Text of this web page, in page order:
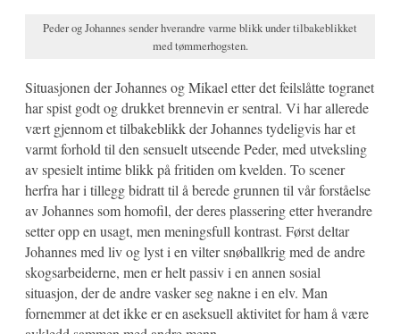
Peder og Johannes sender hverandre varme blikk under tilbakeblikket
med tømmerhogsten.
Situasjonen der Johannes og Mikael etter det feilslåtte togranet
har spist godt og drukket brennevin er sentral. Vi har allerede
vært gjennom et tilbakeblikk der Johannes tydeligvis har et
varmt forhold til den sensuelt utseende Peder, med utveksling
av spesielt intime blikk på fritiden om kvelden. To scener
herfra har i tillegg bidratt til å berede grunnen til vår forståelse
av Johannes som homofil, der deres plassering etter hverandre
setter opp en usagt, men meningsfull kontrast. Først deltar
Johannes med liv og lyst i en vilter snøballkrig med de andre
skogsarbeiderne, men er helt passiv i en annen sosial
situasjon, der de andre vasker seg nakne i en elv. Man
fornemmer at det ikke er en aseksuell aktivitet for ham å være